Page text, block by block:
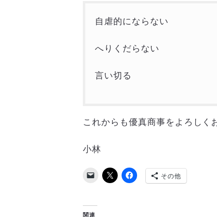
自虐的にならない
へりくだらない
言い切る
これからも優真商事をよろしく
小林
その他
関連